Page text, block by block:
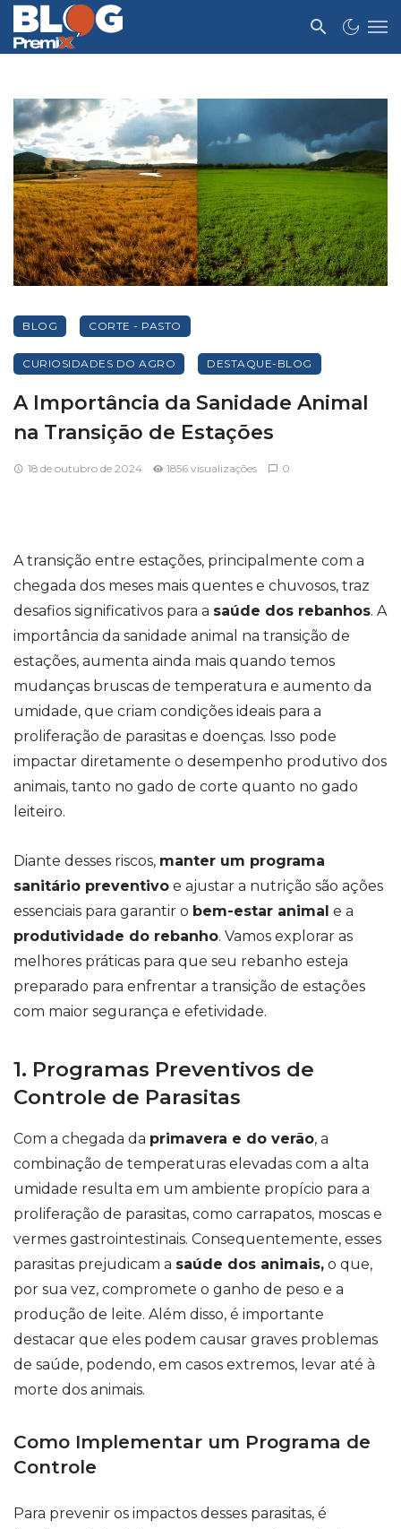
BLOG CORTE - PASTO
CURIOSIDADES DO AGRO DESTAQUE-BLOG
A Importância da Sanidade Animal
na Transição de Estações
18 de outubro de 2024 1856 visualizações 0
A transição entre estações, principalmente com a
chegada dos meses mais quentes e chuvosos, traz
desafios significativos para a saúde dos rebanhos. A
importância da sanidade animal na transição de
estações, aumenta ainda mais quando temos
mudanças bruscas de temperatura e aumento da
umidade, que criam condições ideais para a
proliferação de parasitas e doenças. Isso pode
impactar diretamente o desempenho produtivo dos
animais, tanto no gado de corte quanto no gado
leiteiro.
Diante desses riscos, manter um programa
sanitário preventivo e ajustar a nutrição são ações
essenciais para garantir o bem-estar animal e a
produtividade do rebanho. Vamos explorar as
melhores práticas para que seu rebanho esteja
preparado para enfrentar a transição de estações
com maior segurança e efetividade.
1. Programas Preventivos de
Controle de Parasitas
Com a chegada da primavera e do verão, a
combinação de temperaturas elevadas com a alta
umidade resulta em um ambiente propício para a
proliferação de parasitas, como carrapatos, moscas e
vermes gastrointestinais. Consequentemente, esses
parasitas prejudicam a saúde dos animais, o que,
por sua vez, compromete o ganho de peso e a
produção de leite. Além disso, é importante
destacar que eles podem causar graves problemas
de saúde, podendo, em casos extremos, levar até à
morte dos animais.
Como Implementar um Programa de
Controle
Para prevenir os impactos desses parasitas, é